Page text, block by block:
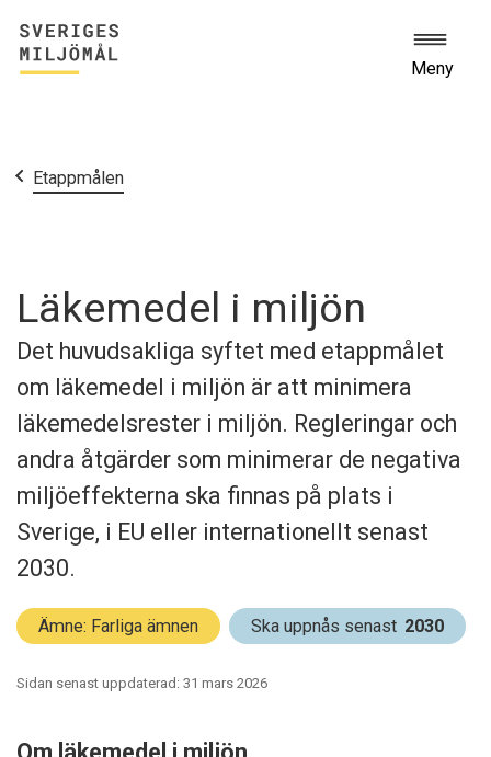
Meny
Start
Etappmålen
Läkemedel i miljön
Det huvudsakliga syftet med etappmålet
om läkemedel i miljön är att minimera
läkemedelsrester i miljön. Regleringar och
andra åtgärder som minimerar de negativa
miljöeffekterna ska finnas på plats i
Sverige, i EU eller internationellt senast
2030.
Ämne: Farliga ämnen Ska uppnås senast 2030
Sidan senast uppdaterad: 31 mars 2026